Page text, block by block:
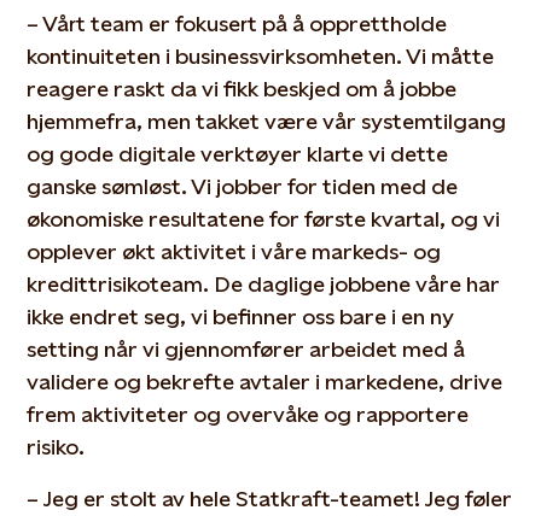
– Vårt team er fokusert på å opprettholde
kontinuiteten i businessvirksomheten. Vi måtte
reagere raskt da vi fikk beskjed om å jobbe
hjemmefra, men takket være vår systemtilgang
og gode digitale verktøyer klarte vi dette
ganske sømløst. Vi jobber for tiden med de
økonomiske resultatene for første kvartal, og vi
opplever økt aktivitet i våre markeds- og
kredittrisikoteam. De daglige jobbene våre har
ikke endret seg, vi befinner oss bare i en ny
setting når vi gjennomfører arbeidet med å
validere og bekrefte avtaler i markedene, drive
frem aktiviteter og overvåke og rapportere
risiko.
– Jeg er stolt av hele Statkraft-teamet! Jeg føler